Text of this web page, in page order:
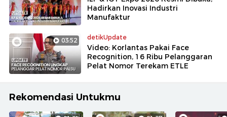
Hadirkan Inovasi Industri
Manufaktur
03:52 detikUpdate
Video: Korlantas Pakai Face
Recognition, 16 Ribu Pelanggaran
Pelat Nomor Terekam ETLE
Rekomendasi Untukmu